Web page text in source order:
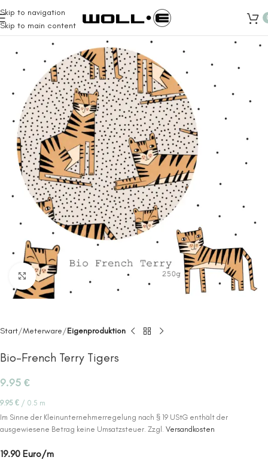
Skip to navigation
Skip to main content
Click to enlarge
Start Meterware Eigenproduktion
Bio-French Terry Tigers
9.95 €
9.95 € / 0.5 m
Im Sinne der Kleinunternehmerregelung nach § 19 UStG enthält der
ausgewiesene Betrag keine Umsatzsteuer. Zzgl. Versandkosten
19.90 Euro/m